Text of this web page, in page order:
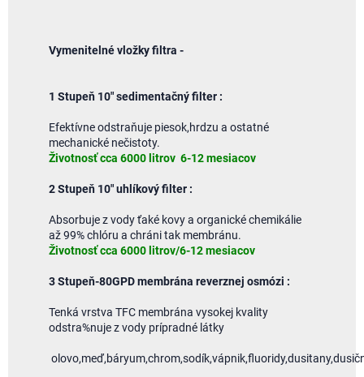
Vymenitelné vložky filtra -
1 Stupeň 10" sedimentačný filter :
Efektívne odstraňuje piesok,hrdzu a ostatné
mechanické nečistoty.
Životnosť cca 6000 litrov 6-12 mesiacov
2 Stupeň 10" uhlíkový filter :
Absorbuje z vody ťaké kovy a organické chemikálie
až 99% chlóru a chráni tak membránu.
Životnosť cca 6000 litrov/6-12 mesiacov
3 Stupeň-80GPD membrána reverznej osmózi :
Tenká vrstva TFC membrána vysokej kvality
odstra%nuje z vody prípradné látky